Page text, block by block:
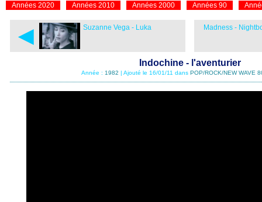
Années 2020
Années 2010 Années 2000 Années 90
◄ Suzanne Vega - Luka Madness -
Indochine - l'aventurier
Année : 1982 | Ajouté le 16/01/11 dans POP/ROCK/NEW WAVE